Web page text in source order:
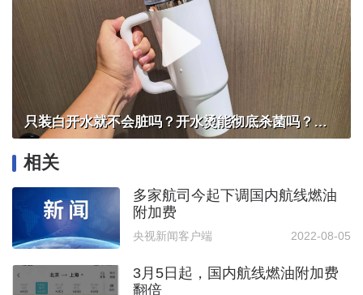
只装白开水就不会脏吗？开水烫能彻底杀菌吗？感控专家详解“吸管杯”藏菌真相｜都视频·热观察
相关
多家航司今起下调国内航线燃油
附加费
央视新闻客户端 2022-08-05
3月5日起，国内航线燃油附加费
翻倍